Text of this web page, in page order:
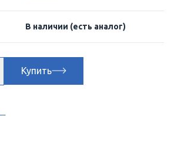
В наличии (есть аналог)
Купить